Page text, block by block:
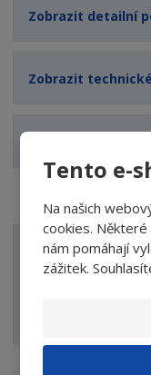
Tento e-
Na našich
cookies.
nám pomáhají
zážitek.
Zobrazit detailní
Zobrazit
VŠECHNY KATEGORIE